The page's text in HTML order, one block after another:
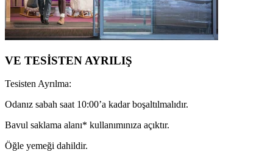
VE TESİSTEN AYRILIŞ
Tesisten Ayrılma:
Odanız sabah saat 10:00’a kadar boşaltılmalıdır.
Bavul saklama alanı* kullanımınıza açıktır.
Öğle yemeği dahildir.